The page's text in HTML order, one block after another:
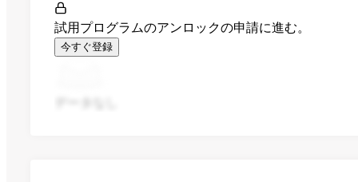
試用プログラムのアンロックの申請に進む。
今すぐ登録